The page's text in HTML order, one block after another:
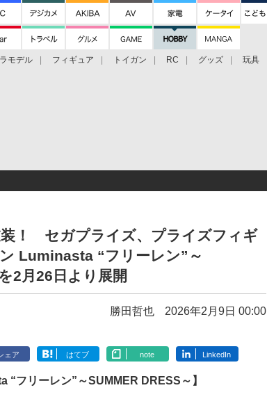
モデル フィギュア トイガン RC グッズ 玩具
！ セガプライズ、プライズフィギ
Luminasta “フリーレン”～
2月26日より展開
勝田哲也 2026年2月9日 00:00
ェア はてブ note LinkedIn
“フリーレン”～SUMMER DRESS～】